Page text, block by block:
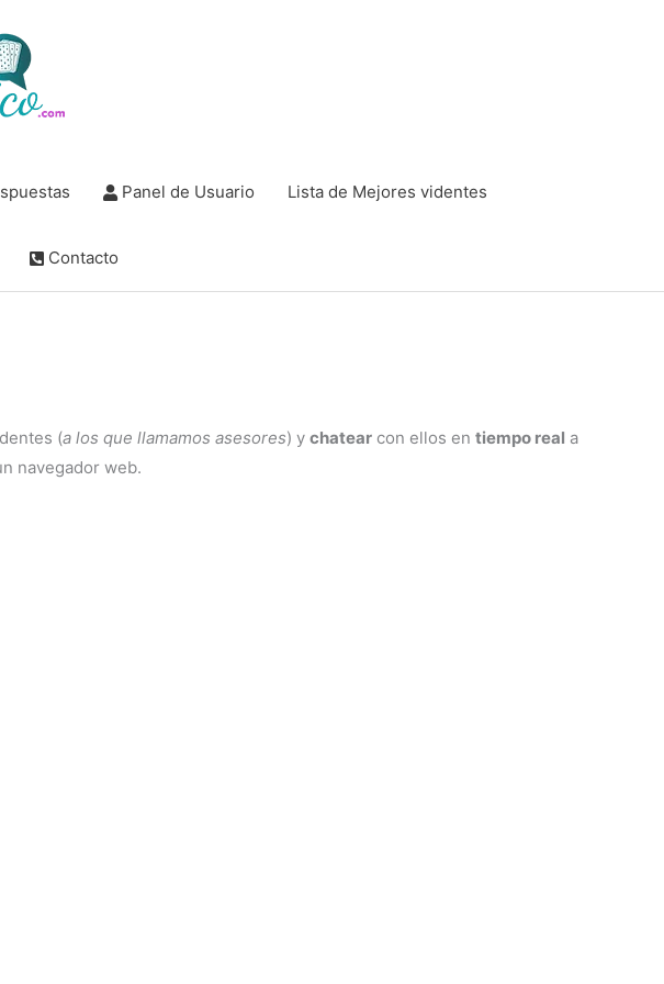
Panel de Usuario Lista de Mejores videntes
Contacto
(a los que llamamos asesores) y chatear con ellos en tiempo real a
navegador web.